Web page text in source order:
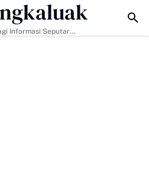
Jalan, Bekali Warga Buluh Kasok
Informasi Seputar